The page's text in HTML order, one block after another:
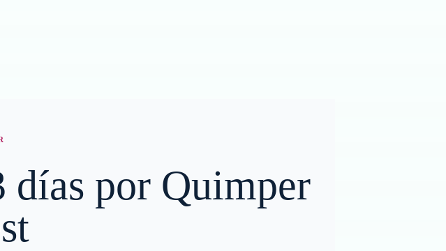
por Quimper